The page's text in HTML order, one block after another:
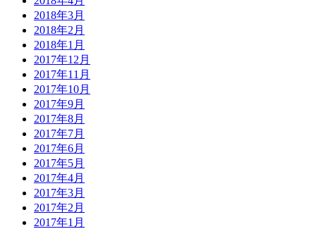
2018年3月
2018年2月
2018年1月
2017年12月
2017年11月
2017年10月
2017年9月
2017年8月
2017年7月
2017年6月
2017年5月
2017年4月
2017年3月
2017年2月
2017年1月